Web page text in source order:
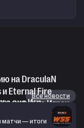
на DraculaN
и Eternal Fire
дня Игр
матче на Играх
Все новости
матчи — итоги